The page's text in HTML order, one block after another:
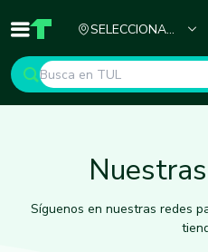
Inicio TUL - Tu Marketplace
SELECCIONA
Síguenos en nuestras redes